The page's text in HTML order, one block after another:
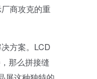
商攻克的重
方案。LCD
那么拼接缝